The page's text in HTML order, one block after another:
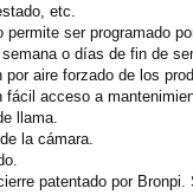
etc.
permite ser programado
o días de fin de
por aire forzado de los
fácil acceso a
llama.
la cámara.
patentado por Bronpi.